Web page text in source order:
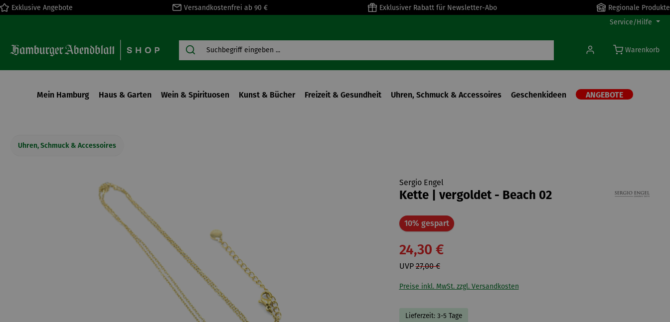
Zur Hauptnavigation springen
Exklusive Angebote Versandkostenfrei ab 90 € Exklusiver Rabatt für Newsletter-Abo
Regionale Produkte
Service/Hilfe
Warenkorb
Mein Hamburg Haus & Garten Wein & Spirituosen Kunst & Bücher Freizeit & Gesundheit Uhren, Schmuck & Accessoires Geschenkideen ANGEBOTE
Uhren, Schmuck & Accessoires
Bildergalerie überspringen Sergio Engel
Kette | vergoldet - Beach 02
10% gespartRabatt
24,30 €
UVP27,00 €
Preise inkl. MwSt. zzgl. Versandkosten
Lieferzeit: 3-5 Tage